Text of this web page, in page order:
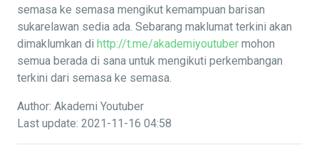
semasa ke semasa mengikut kemampuan barisan
sukarelawan sedia ada. Sebarang maklumat terkini akan
dimaklumkan di http://t.me/akademiyoutuber mohon
semua berada di sana untuk mengikuti perkembangan
terkini dari semasa ke semasa.
Author: Akademi Youtuber
Last update: 2021-11-16 04:58